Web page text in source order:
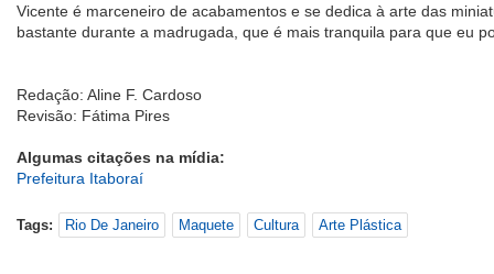
Vicente é marceneiro de acabamentos e se dedica à arte das
bastante durante a madrugada, que é mais tranquila para que eu
Redação: Aline F. Cardoso
Revisão: Fátima Pires
Algumas citações na mídia:
Prefeitura Itaboraí
Tags: Rio De Janeiro Maquete Cultura Arte Plástica